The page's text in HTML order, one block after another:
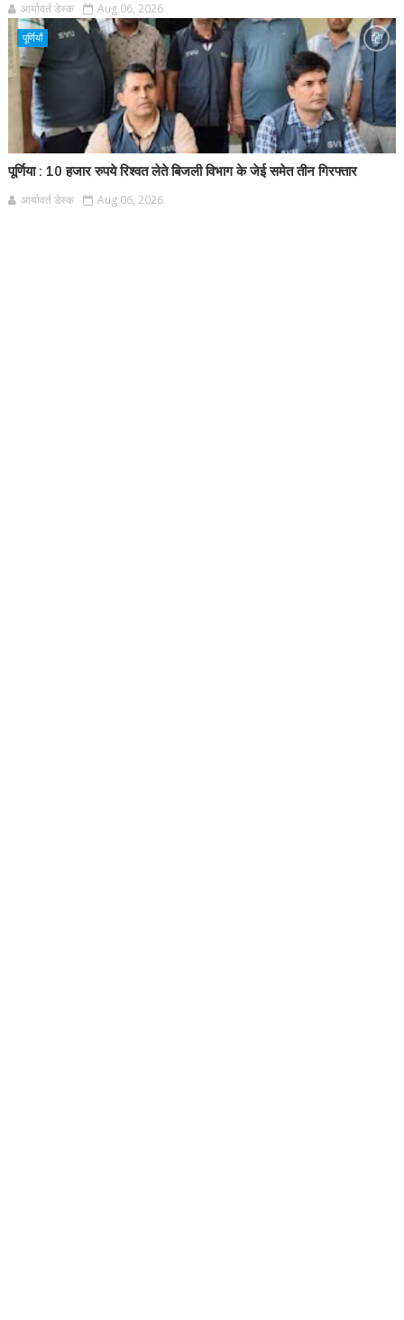
आर्यावर्त डेस्क Aug 06, 2026
पूर्णियाँ
पूर्णिया : 10 हजार रुपये रिश्वत लेते बिजली विभाग के जेई समेत तीन गिरफ्तार
आर्यावर्त डेस्क Aug 06, 2026